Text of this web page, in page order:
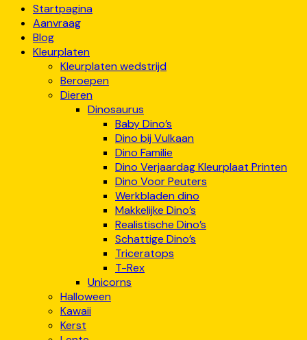
Startpagina
Aanvraag
Blog
Kleurplaten
Kleurplaten wedstrijd
Beroepen
Dieren
Dinosaurus
Baby Dino’s
Dino bij Vulkaan
Dino Familie
Dino Verjaardag Kleurplaat Printen
Dino Voor Peuters
Werkbladen dino
Makkelijke Dino’s
Realistische Dino’s
Schattige Dino’s
Triceratops
T-Rex
Unicorns
Halloween
Kawaii
Kerst